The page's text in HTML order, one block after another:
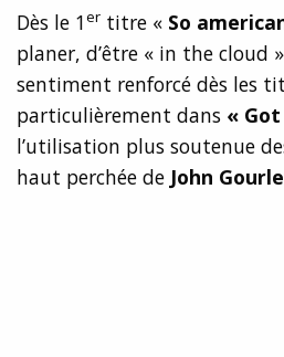
Dès le 1er titre « So
planer, d’être « in the cloud
sentiment renforcé dès les
particulièrement dans «
l’utilisation plus soutenue
haut perchée de John